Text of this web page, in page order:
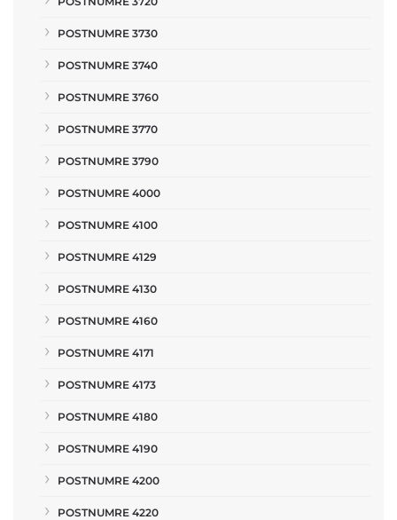
POSTNUMRE 3730
POSTNUMRE 3740
POSTNUMRE 3760
POSTNUMRE 3770
POSTNUMRE 3790
POSTNUMRE 4000
POSTNUMRE 4100
POSTNUMRE 4129
POSTNUMRE 4130
POSTNUMRE 4160
POSTNUMRE 4171
POSTNUMRE 4173
POSTNUMRE 4180
POSTNUMRE 4190
POSTNUMRE 4200
POSTNUMRE 4220